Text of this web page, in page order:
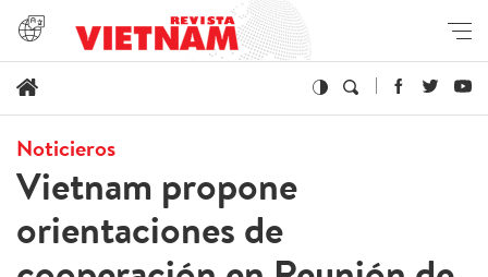
Noticieros
Vietnam propone
orientaciones de